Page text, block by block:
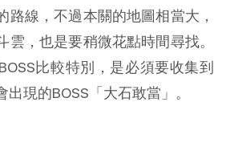
路線，不過本關的地圖相當大，
雲，也是要稍微花點時間尋找。
比較特別，是必須要收集到
現的BOSS「大石敢當」。